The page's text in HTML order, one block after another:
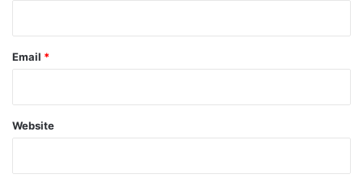
Email *
Website